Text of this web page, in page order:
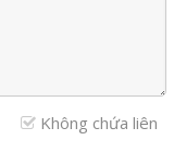
Không chứa liên